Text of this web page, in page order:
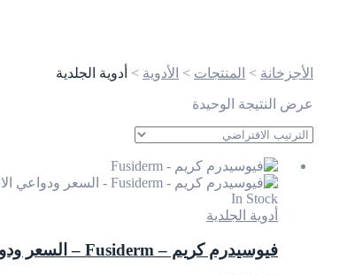
الأجزخانة > المنتجات > الأدوية > أدوية الجلدية
عرض النتيجة الوحيدة
In Stock
أدوية الجلدية
فيوسيدرم كريم – Fusiderm – السعر ودواعي الاستعمال